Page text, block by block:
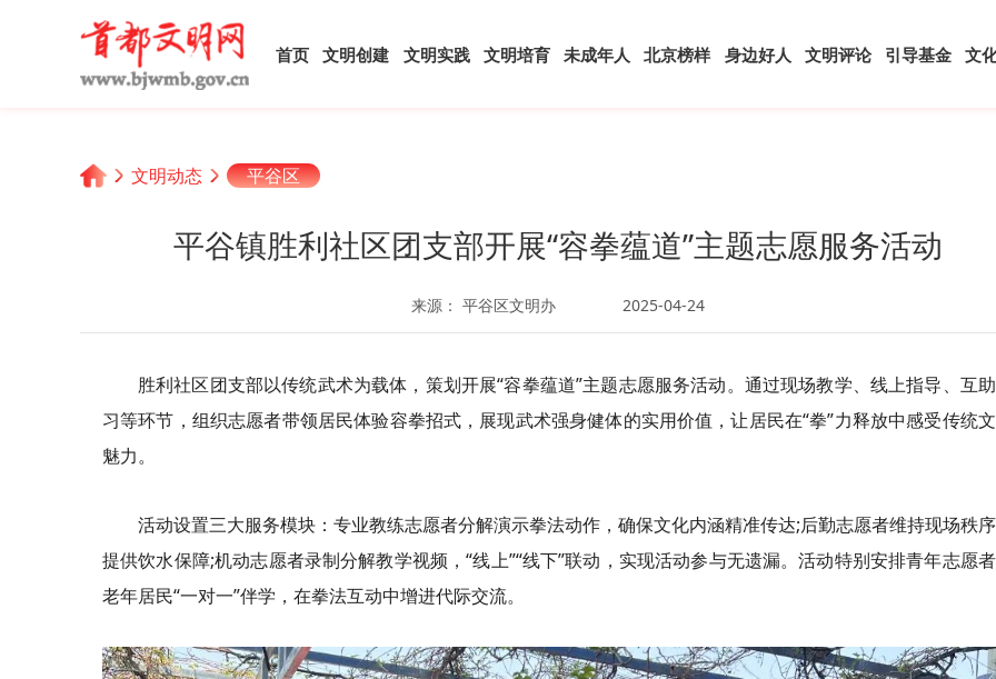
首页 文明创建 文明实践 文明培育 未成年人 北京榜样 身边好人 文明评论 引导基金 文
文明动态 平谷区
平谷镇胜利社区团支部开展“容拳蕴道”主题志愿服务活动
来源： 平谷区文明办 2025-04-24
胜利社区团支部以传统武术为载体，策划开展“容拳蕴道”主题志愿服务活动。通过现场教学、线上指导、互
习等环节，组织志愿者带领居民体验容拳招式，展现武术强身健体的实用价值，让居民在“拳”力释放中感受传统
魅力。
活动设置三大服务模块：专业教练志愿者分解演示拳法动作，确保文化内涵精准传达;后勤志愿者维持现场秩
提供饮水保障;机动志愿者录制分解教学视频，“线上”“线下”联动，实现活动参与无遗漏。活动特别安排青年志愿
老年居民“一对一”伴学，在拳法互动中增进代际交流。